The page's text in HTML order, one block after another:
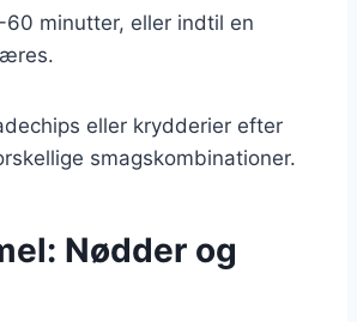
minutter, eller indtil en
eller krydderier efter
smagskombinationer.
Nødder og